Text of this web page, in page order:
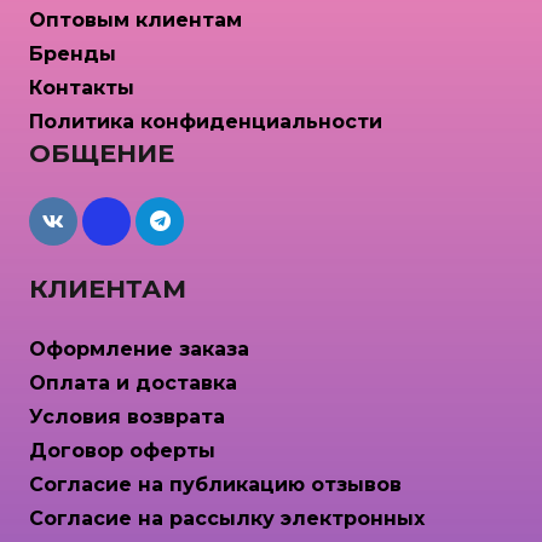
КЛИЕНТАМ
Оформление заказа
Оплата и доставка
Условия возврата
Договор оферты
Согласие на публикацию отзывов
Согласие на рассылку электронных
ОБЩЕНИЕ
maxcdn
Оптовым клиентам
Бренды
Контакты
Политика конфиденциальности